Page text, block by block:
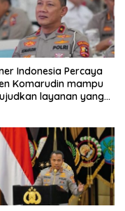
Indonesia Percaya
Komarudin mampu
layanan yang